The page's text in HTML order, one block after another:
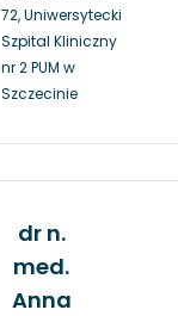
72, Uniwersytecki
Szpital Kliniczny
nr 2 PUM w
Szczecinie
dr n.
med.
Anna